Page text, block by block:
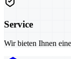
Service
Wir bieten Ihnen